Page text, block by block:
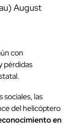
August
con
pérdidas
sociales, las
del helicóptero
en